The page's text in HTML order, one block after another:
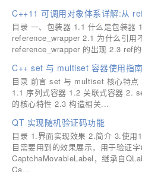
目录 一、包装器 1.1 什么是包装器
reference_wrapper 2.1 为什么引用
reference_wrapper 的出现 2.3 ref
C++ set 与 multiset 容器使用指
目录 前言 set 与 multiset 核心特
1.1 序列式容器 1.2 关联式容器 2.
的核心特性 2.3 构造相关...
QT 实现随机验证码功能
目录 1.界面实现效果 2.简介 3.使用
目需要用到的效果展示，用于验证
CaptchaMovableLabel，继承自
Ca...